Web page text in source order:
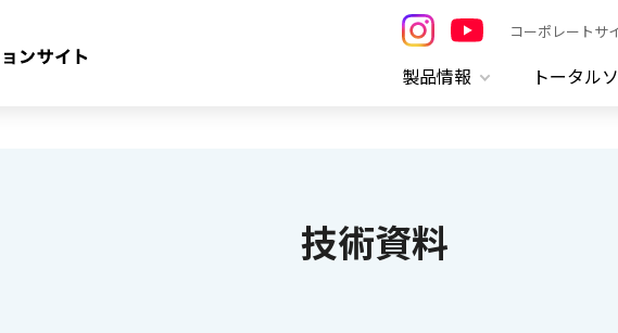
コーポレートサ
製品情報 トータル
技術資料